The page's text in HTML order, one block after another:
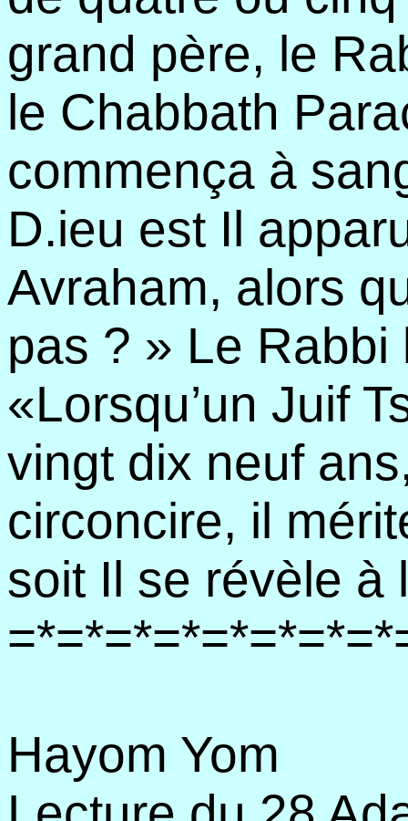
grand père, le
le Chabbath
commença à
D.ieu est Il
Avraham, alors
pas ? » Le Rabbi
«Lorsqu’un Juif
vingt dix neuf
circoncire, il
soit Il se révèle à
Hayom Yom